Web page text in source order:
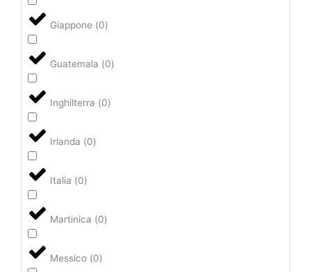
Giappone (0)
Guatemala (0)
Inghilterra (0)
Irlanda (0)
Italia (0)
Martinica (0)
Messico (0)